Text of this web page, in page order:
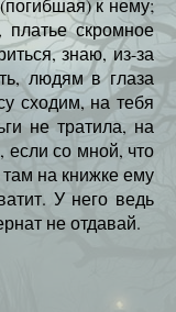
к нему;
платье скромное
знаю, из-за
людям в глаза
сходим, на тебя
не тратила, на
если со мной, что
на книжке ему
У него ведь
не отдавай.